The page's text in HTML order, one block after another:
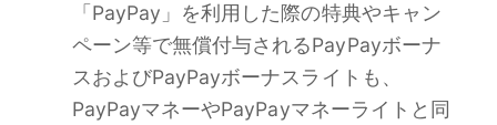
「PayPay」を利用した際の特典やキャン
ペーン等で無償付与されるPayPayボーナ
スおよびPayPayボーナスライトも、
PayPayマネーやPayPayマネーライトと同